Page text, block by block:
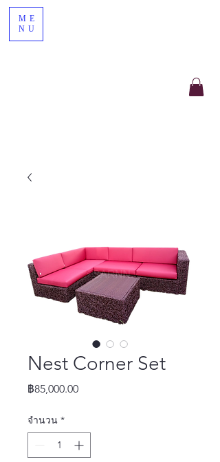
ME
NU
Nest Corner Set
฿85,000.00ราคา
จำนวน *